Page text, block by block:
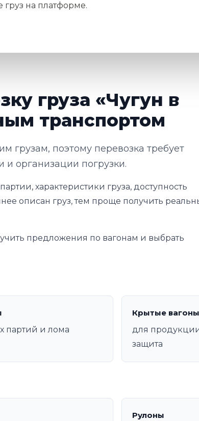
груз на платформе.
груза «Чугун в
транспортом
грузам, поэтому перевозка требует
и организации погрузки.
характеристики груза, доступность
описан груз, тем проще получить
предложения по вагонам и выбрать
партий и лома
Крытые вагоны
для
защита
Рулоны